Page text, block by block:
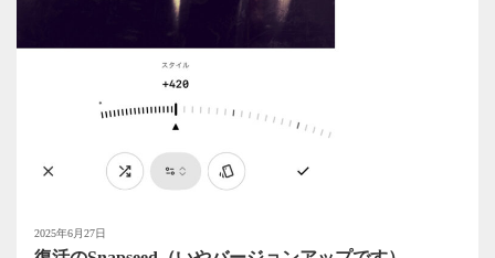
2025年6月27日